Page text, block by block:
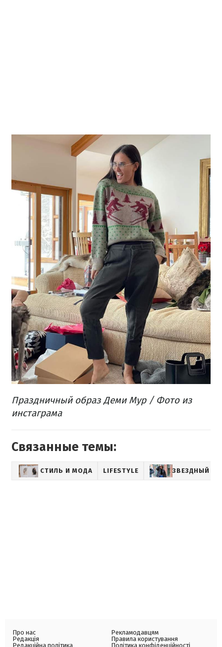
Праздничный образ Деми Мур / Фото из
инстаграма
Связанные темы:
СТИЛЬ И МОДА LIFESTYLE ЗВЕЗДНЫЙ
Про нас
Редакція
Редакційна політика
Рекламодавцям
Правила користування
Політика конфіденційності